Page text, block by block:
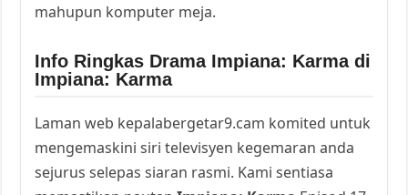
mahupun komputer meja.
Info Ringkas Drama Impiana: Karma di
Impiana: Karma
Laman web kepalabergetar9.cam komited untuk
mengemaskini siri televisyen kegemaran anda
sejurus selepas siaran rasmi. Kami sentiasa